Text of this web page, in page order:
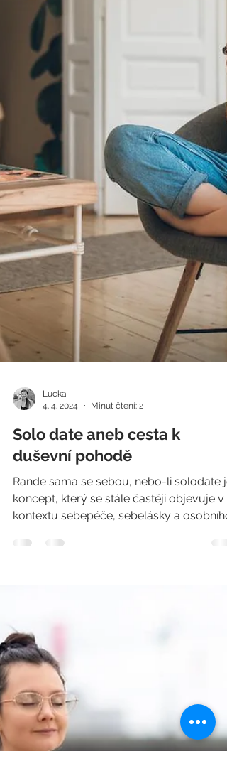
Solo date aneb cesta k
duševní pohodě
Rande sama se sebou, nebo-li solodate je
koncept, který se stále častěji objevuje v
kontextu sebepéče, sebelásky a osobního
rozvoje.